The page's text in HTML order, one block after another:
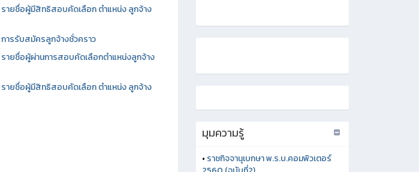
รายชื่อผู้มีสิทธิสอบคัดเลือก ตำแหน่ง ลูกจ้าง
การรับสมัครลูกจ้างชั่วคราว
รายชื่อผู้ผ่านการสอบคัดเลือกตำแหน่งลูกจ้าง
รายชื่อผู้มีสิทธิสอบคัดเลือก ตำแหน่ง ลูกจ้าง
มุมความรู้